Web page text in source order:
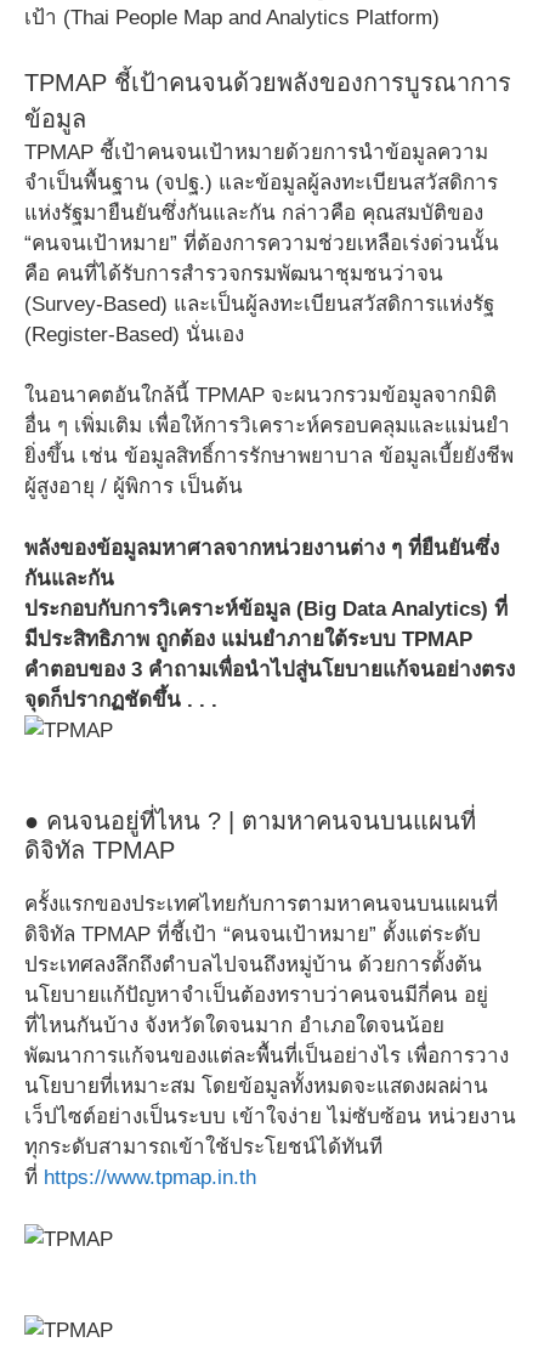
เป้า (Thai People Map and Analytics Platform)
TPMAP ชี้เป้าคนจนด้วยพลังของการบูรณาการ
ข้อมูล
TPMAP ชี้เป้าคนจนเป้าหมายด้วยการนำข้อมูลความ
จำเป็นพื้นฐาน (จปฐ.) และข้อมูลผู้ลงทะเบียนสวัสดิการ
แห่งรัฐมายืนยันซึ่งกันและกัน กล่าวคือ คุณสมบัติของ
“คนจนเป้าหมาย” ที่ต้องการความช่วยเหลือเร่งด่วนนั้น
คือ คนที่ได้รับการสำรวจกรมพัฒนาชุมชนว่าจน
(Survey-Based) และเป็นผู้ลงทะเบียนสวัสดิการแห่งรัฐ
(Register-Based) นั่นเอง
ในอนาคตอันใกล้นี้ TPMAP จะผนวกรวมข้อมูลจากมิติ
อื่น ๆ เพิ่มเติม เพื่อให้การวิเคราะห์ครอบคลุมและแม่นยำ
ยิ่งขึ้น เช่น ข้อมูลสิทธิ์การรักษาพยาบาล ข้อมูลเบี้ยยังชีพ
ผู้สูงอายุ / ผู้พิการ เป็นต้น
พลังของข้อมูลมหาศาลจากหน่วยงานต่าง ๆ ที่ยืนยันซึ่ง
กันและกัน
ประกอบกับการวิเคราะห์ข้อมูล (Big Data Analytics) ที่
มีประสิทธิภาพ ถูกต้อง แม่นยำภายใต้ระบบ TPMAP
คำตอบของ 3 คำถามเพื่อนำไปสู่นโยบายแก้จนอย่างตรง
จุดก็ปรากฏชัดขึ้น . . .
● คนจนอยู่ที่ไหน ? | ตามหาคนจนบนแผนที่
ดิจิทัล TPMAP
ครั้งแรกของประเทศไทยกับการตามหาคนจนบนแผนที่
ดิจิทัล TPMAP ที่ชี้เป้า “คนจนเป้าหมาย” ตั้งแต่ระดับ
ประเทศลงลึกถึงตำบลไปจนถึงหมู่บ้าน ด้วยการตั้งต้น
นโยบายแก้ปัญหาจำเป็นต้องทราบว่าคนจนมีกี่คน อยู่
ที่ไหนกันบ้าง จังหวัดใดจนมาก อำเภอใดจนน้อย
พัฒนาการแก้จนของแต่ละพื้นที่เป็นอย่างไร เพื่อการวาง
นโยบายที่เหมาะสม โดยข้อมูลทั้งหมดจะแสดงผลผ่าน
เว็ปไซต์อย่างเป็นระบบ เข้าใจง่าย ไม่ซับซ้อน หน่วยงาน
ทุกระดับสามารถเข้าใช้ประโยชน์ได้ทันที
ที่ https://www.tpmap.in.th